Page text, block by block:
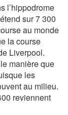
l’hippodrome
sur 7 300
au monde
la course
Liverpool.
manière que
les
au milieu.
reviennent